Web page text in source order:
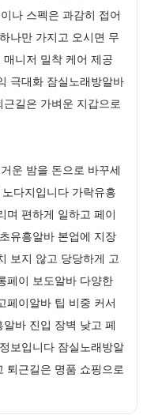
나 스펙은 과감히 접어
나만 가지고 오시면 무
니저 밀착 케어 제공
극대화 잠실노래방알바
길은 가벼운 지갑으로
운 밤을 돈으로 바꾸세
다지입니다 가락유흥
며 편하게 일하고 페이
유흥알바 본업에 지장
보지 않고 당당하게 고
페이 보도알바 다양한
페이알바 팁 비중 커서
바 진입 장벽 낮고 페
보입니다 잠실노래방알
퇴근길은 명품 쇼핑으로